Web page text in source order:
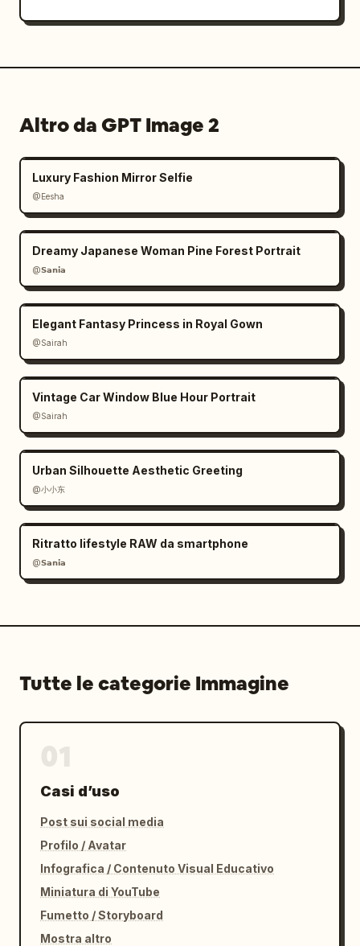
Altro da GPT Image 2
Luxury Fashion Mirror Selfie
@Eesha
Dreamy Japanese Woman Pine Forest Portrait
@𝗦𝗮𝗻𝗶𝗮
Elegant Fantasy Princess in Royal Gown
@Sairah
Vintage Car Window Blue Hour Portrait
@Sairah
Urban Silhouette Aesthetic Greeting
@小小东
Ritratto lifestyle RAW da smartphone
@𝗦𝗮𝗻𝗶𝗮
Tutte le categorie Immagine
Casi d’uso
Post sui social media
Profilo / Avatar
Infografica / Contenuto Visual Educativo
Miniatura di YouTube
Fumetto / Storyboard
Mostra altro